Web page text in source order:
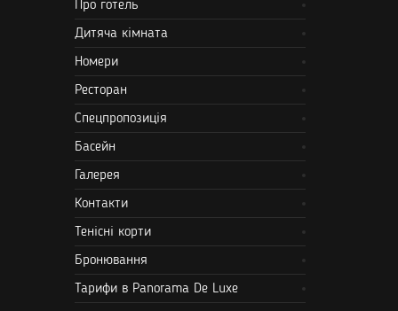
Про готель
Дитяча кімната
Номери
Ресторан
Спецпропозиція
Басейн
Галерея
Контакти
Тенісні корти
Бронювання
Тарифи в Panorama De Luxe